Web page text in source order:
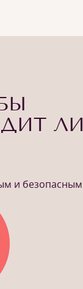
и безопасным